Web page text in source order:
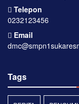
Telepon
0232123456
Email
Tags